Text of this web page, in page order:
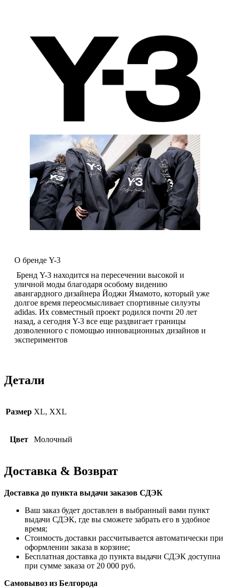
О бренде Y-3
Бренд Y-3 находится на пересечении высокой и
уличной моды благодаря особому видению
авангардного дизайнера Йоджи Ямамото, который уже
долгое время переосмысливает спортивные силуэты
adidas. Их совместный проект родился почти 20 лет
назад, а сегодня Y-3 все еще раздвигает границы
дозволенного с помощью инновационных дизайнов и
экспериментов
Детали
Размер XL, XXL
Цвет Молочный
Доставка & Возврат
Доставка до пункта выдачи заказов СДЭК
Ваш заказ будет доставлен в выбранный вами пункт
выдачи СДЭК, где вы сможете забрать его в удобное
время;
Стоимость доставки рассчитывается автоматически при
оформлении заказа в корзине;
Бесплатная доставка до пункта выдачи СДЭК доступна
при сумме заказа от 20 000 руб.
Самовывоз из Белгорода